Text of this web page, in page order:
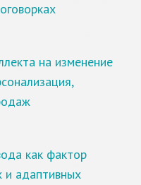
на изменение
как фактор
и адаптивных